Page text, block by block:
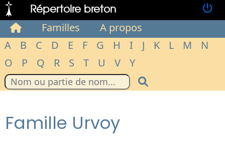
Répertoire breton
Familles
A propos
A
B C D E F G H I J K L M
N
O
P Q R S T U V Y
Famille Urvoy